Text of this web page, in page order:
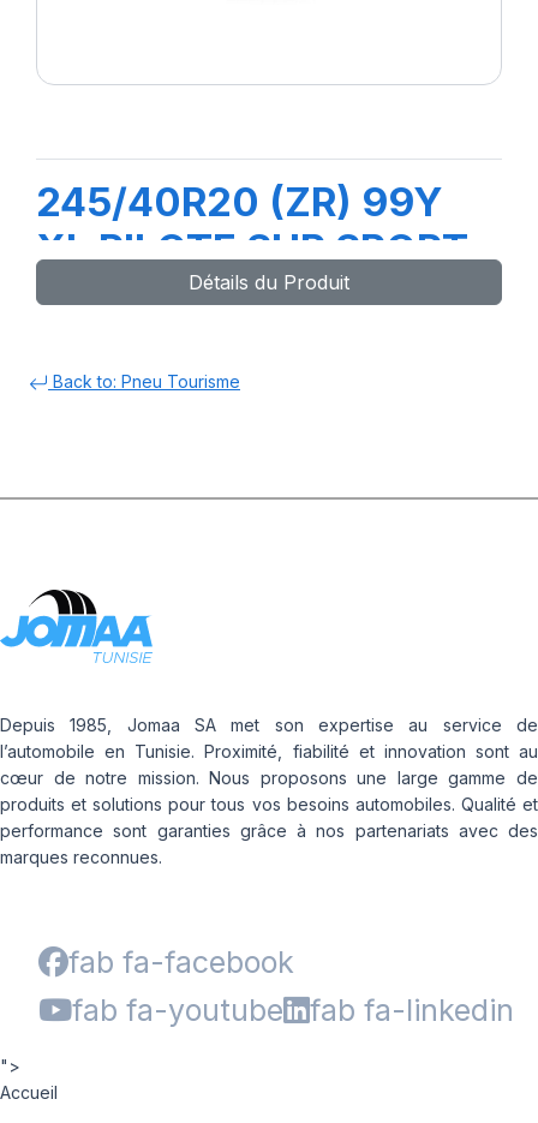
245/40R20 (ZR) 99Y
XL PILOTE SUP SPORT
(*)
Détails du Produit
Back to: Pneu Tourisme
Depuis 1985, Jomaa SA met son expertise au service de
l’automobile en Tunisie. Proximité, fiabilité et innovation sont au
cœur de notre mission. Nous proposons une large gamme de
produits et solutions pour tous vos besoins automobiles. Qualité et
performance sont garanties grâce à nos partenariats avec des
marques reconnues.
fab fa-facebook
fab fa-youtube
fab fa-linkedin
">
Accueil